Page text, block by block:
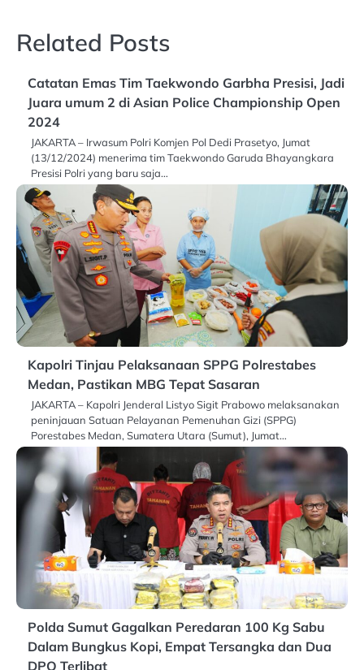
Related Posts
Catatan Emas Tim Taekwondo Garbha Presisi, Jadi
Juara umum 2 di Asian Police Championship Open
2024
JAKARTA – Irwasum Polri Komjen Pol Dedi Prasetyo, Jumat
(13/12/2024) menerima tim Taekwondo Garuda Bhayangkara
Presisi Polri yang baru saja…
Kapolri Tinjau Pelaksanaan SPPG Polrestabes
Medan, Pastikan MBG Tepat Sasaran
JAKARTA – Kapolri Jenderal Listyo Sigit Prabowo melaksanakan
peninjauan Satuan Pelayanan Pemenuhan Gizi (SPPG)
Porestabes Medan, Sumatera Utara (Sumut), Jumat…
Polda Sumut Gagalkan Peredaran 100 Kg Sabu
Dalam Bungkus Kopi, Empat Tersangka dan Dua
DPO Terlibat